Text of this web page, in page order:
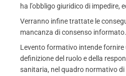
ha l’obbligo giuridico di impedire,
Verranno infine trattate le
mancanza di consenso informato.
Levento formativo intende
definizione del ruolo e della
sanitaria, nel quadro normativo di